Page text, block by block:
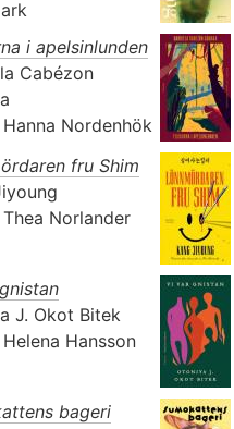
i apelsinlunden
Cabézon
Hanna Nordenhök
fru Shim
Thea Norlander
J. Okot Bitek
Helena Hansson
bageri